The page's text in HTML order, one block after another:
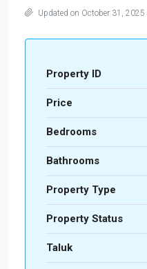
Updated on October 31,
Property ID
Price
Bedrooms
Bathrooms
Property Type
Property Status
Taluk